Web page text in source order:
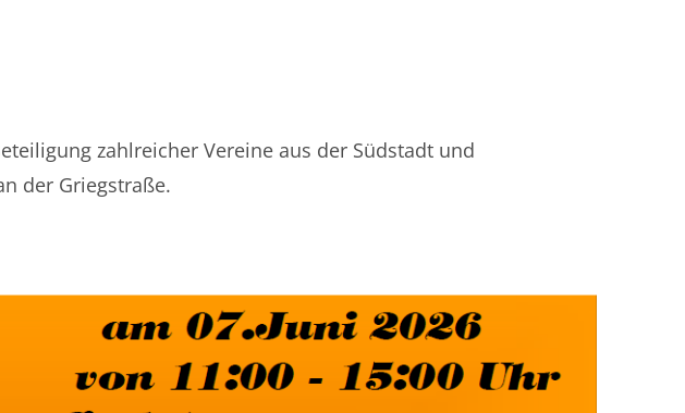
zahlreicher Vereine aus der Südstadt und
der Griegstraße.